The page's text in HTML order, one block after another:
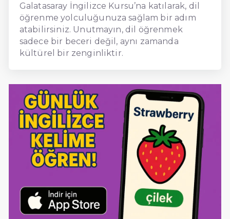
Galatasaray İngilizce Kursu’na katılarak, dil
öğrenme yolculuğunuza sağlam bir adım
atabilirsiniz. Unutmayın, dil öğrenmek
sadece bir beceri değil, aynı zamanda
kültürel bir zenginliktir.